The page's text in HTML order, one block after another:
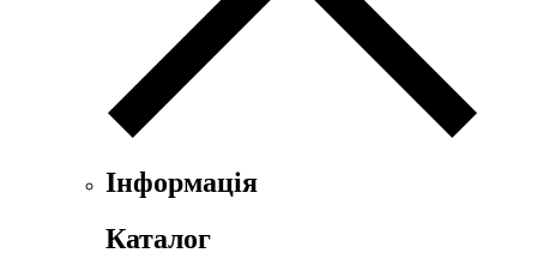
Інформація
Каталог